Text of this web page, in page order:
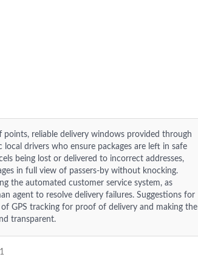
reliable delivery windows provided through
drivers who ensure packages are left in safe
being lost or delivered to incorrect addresses,
in full view of passers-by without knocking.
the automated customer service system, as
agent to resolve delivery failures. Suggestions for
GPS tracking for proof of delivery and making the
transparent.